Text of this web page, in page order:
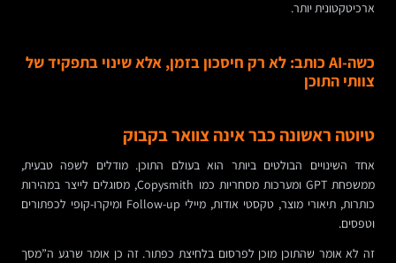
ארכיטקטונית יותר.
כשה-AI כותב: לא רק חיסכון בזמן, אלא שינוי בתפקיד של
צוותי התוכן
טיוטה ראשונה כבר אינה צוואר בקבוק
אחד השינויים הבולטים ביותר הוא בעולם התוכן. מודלים לשפה טבעית,
ממשפחת GPT ומערכות מסחריות כמו Copysmith, מסוגלים לייצר במהירות
כותרות, תיאורי מוצר, טקסטי אודות, מיילי Follow-up ומיקרו-קופי לכפתורים
וטפסים.
זה לא אומר שהתוכן מוכן לפרסום בלחיצת כפתור. זה כן אומר שרגע ה”מסך